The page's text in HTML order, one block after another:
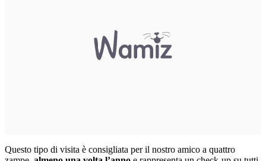
Questo tipo di visita è consigliata per il nostro amico a quattro